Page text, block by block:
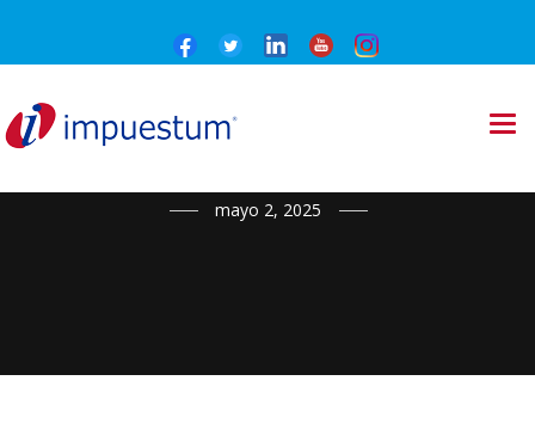
NOTICIAS
mayo 2, 2025